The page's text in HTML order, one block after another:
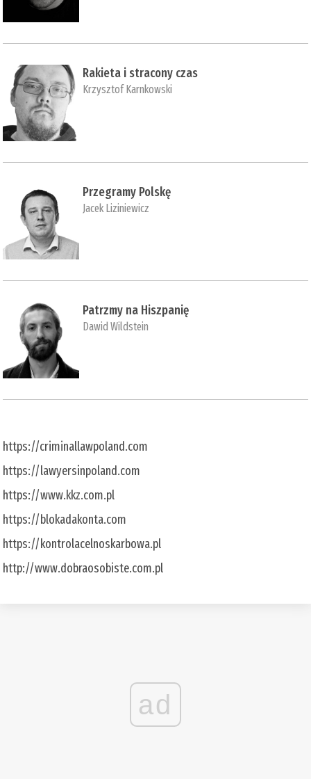
Rakieta i stracony czas
Krzysztof Karnkowski
Przegramy Polskę
Jacek Liziniewicz
Patrzmy na Hiszpanię
Dawid Wildstein
https://criminallawpoland.com
https://lawyersinpoland.com
https://www.kkz.com.pl
https://blokadakonta.com
https://kontrolacelnoskarbowa.pl
http://www.dobraosobiste.com.pl
ad